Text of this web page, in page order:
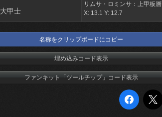
大甲士
リムサ・ロミンサ：上甲板層
X: 13.1 Y: 12.7
名称をクリップボードにコピー
埋め込みコード表示
ファンキット「ツールチップ」コード表示